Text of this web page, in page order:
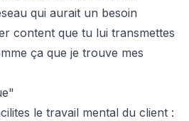
qui aurait un besoin
content que tu lui transmettes
ça que je trouve mes
le travail mental du client :